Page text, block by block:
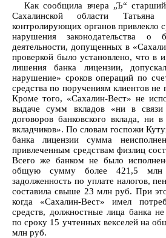
Как сообщила вчера „Ъ“
Сахалинской области Татьяна
контролирующих органов привлекло
нарушения законодательства о
деятельности, допущенных в
проверкой было установлено, что в
лишения банка лицензии,
нарушение» сроков операций по
средства по поручениям клиентов не
Кроме того, «Сахалин-Вест» не
выдаче сумм вкладов «ни в связи
договоров банковского вклада, ни
вкладчиков». По словам госпожи
банка лицензии сумма
привлеченным средствам физлиц
Всего же банком не было
общую сумму более 421,5
задолженность по уплате налогов,
составила свыше 23 млн руб. При
когда «Сахалин-Вест» имел
средств, должностные лица банка
по сроку 15 учтенных векселей на
млн руб.